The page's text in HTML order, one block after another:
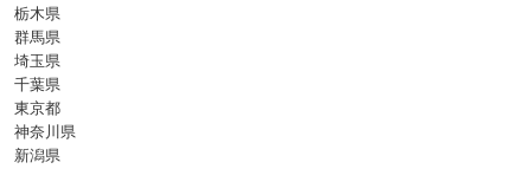
栃木県
群馬県
埼玉県
千葉県
東京都
神奈川県
新潟県